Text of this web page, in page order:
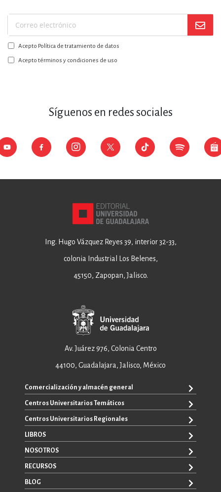
Suscríbase
a
nuestro
boletín:
Acepto Política de tratamiento de datos
Acepto términos y condiciones de uso
Síguenos en redes sociales
Ing. Hugo Vázquez Reyes 39, interior 32-33,
colonia Industrial Los Belenes,
45150, Zapopan, Jalisco.
Av. Juárez 976, Colonia Centro
44100, Guadalajara, Jalisco, México
Comercialización y almacén general
+52 33 3640 6326
+52 33 3640 4595
ventas@editorial.udg.mx
WhatsApp: +52 33 1433 6869
Centros Universitarios Temáticos
CUAAD
CUCEA
CUCBA
CUCEI
CUCSH
Centros Universitarios Regionales
CUALTOS
CUCHAPALA
CUCOSTA
CUCSUR
LIBROS
TODOS LOS LIBROS
E-BOOKS
CATÁLOGOS
NOSOTROS
SOBRE NOSOTROS
CONTACTO
RECURSOS
PROMOCIONALES
BLOG